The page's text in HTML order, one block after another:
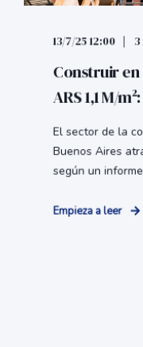
13/7/25 12:00
Construir en
ARS 1,1 M/
El sector de la
Buenos Aires
según un
Empieza a leer